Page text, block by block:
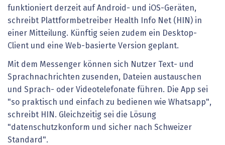
funktioniert derzeit auf Android- und iOS-Geräten,
schreibt Plattformbetreiber Health Info Net (HIN) in
einer Mitteilung. Künftig seien zudem ein Desktop-
Client und eine Web-basierte Version geplant.
Mit dem Messenger können sich Nutzer Text- und
Sprachnachrichten zusenden, Dateien austauschen
und Sprach- oder Videotelefonate führen. Die App sei
"so praktisch und einfach zu bedienen wie Whatsapp",
schreibt HIN. Gleichzeitig sei die Lösung
"datenschutzkonform und sicher nach Schweizer
Standard".